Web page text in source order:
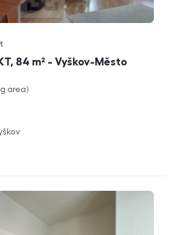
84 m² - Vyškov-Město
area